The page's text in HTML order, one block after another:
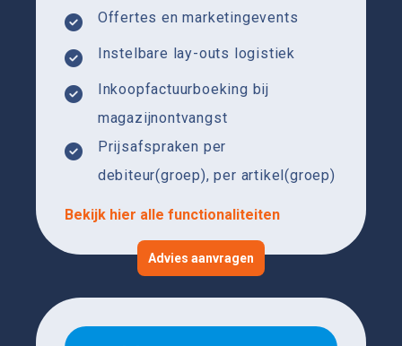
Offertes en marketingevents
Instelbare lay-outs logistiek
Inkoopfactuurboeking bij
magazijnontvangst
Prijsafspraken per
debiteur(groep), per artikel(groep)
Bekijk hier alle functionaliteiten
Advies aanvragen